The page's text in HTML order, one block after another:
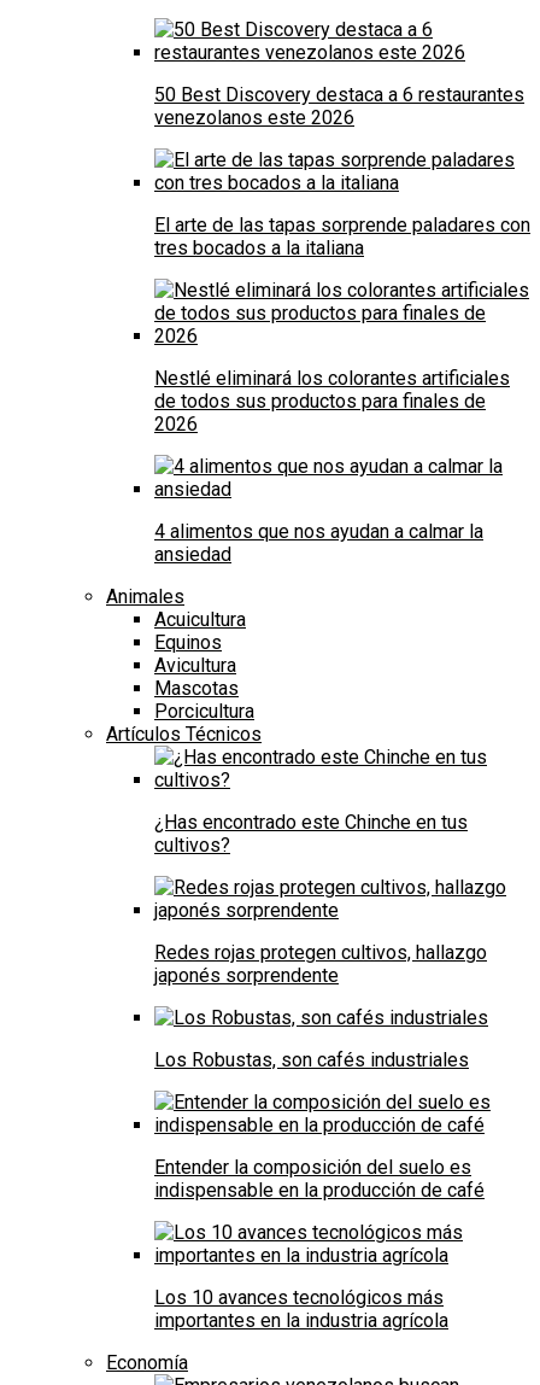
50 Best Discovery destaca a 6 restaurantes
venezolanos este 2026
El arte de las tapas sorprende paladares con
tres bocados a la italiana
Nestlé eliminará los colorantes artificiales
de todos sus productos para finales de
2026
4 alimentos que nos ayudan a calmar la
ansiedad
Animales
Acuicultura
Equinos
Avicultura
Mascotas
Porcicultura
Artículos Técnicos
¿Has encontrado este Chinche en tus
cultivos?
Redes rojas protegen cultivos, hallazgo
japonés sorprendente
Los Robustas, son cafés industriales
Entender la composición del suelo es
indispensable en la producción de café
Los 10 avances tecnológicos más
importantes en la industria agrícola
Economía